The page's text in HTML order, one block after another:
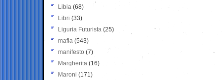
Libia (68)
Libri (33)
Liguria Futurista (25)
mafia (543)
manifesto (7)
Margherita (16)
Maroni (171)